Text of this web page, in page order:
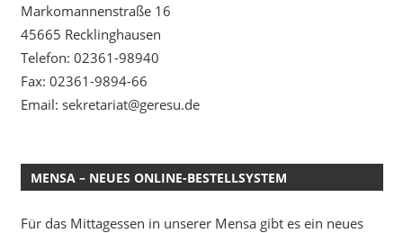
Markomannenstraße 16
45665 Recklinghausen
Telefon: 02361-98940
Fax: 02361-9894-66
Email: sekretariat@geresu.de
MENSA – NEUES ONLINE-BESTELLSYSTEM
Für das Mittagessen in unserer Mensa gibt es ein neues